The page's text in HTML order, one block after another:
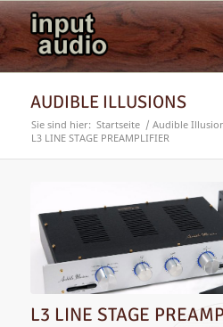
AUDIBLE ILLUSIONS
Sie sind hier: Startseite / Audible
L3 LINE STAGE PREAMPLIFIER
L3 LINE STAGE